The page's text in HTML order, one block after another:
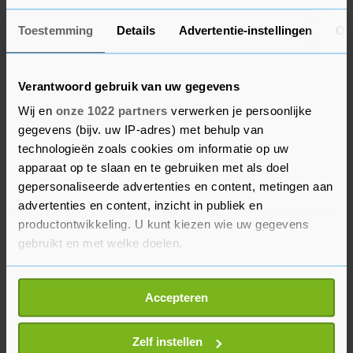
Toestemming Details Advertentie-instellingen
Verantwoord gebruik van uw gegevens
Wij en onze 1022 partners verwerken je persoonlijke
gegevens (bijv. uw IP-adres) met behulp van
technologieën zoals cookies om informatie op uw
apparaat op te slaan en te gebruiken met als doel
gepersonaliseerde advertenties en content, metingen aan
advertenties en content, inzicht in publiek en
productontwikkeling. U kunt kiezen wie uw gegevens
gebruikt en met welke doelen.
Als u het toestaat, willen we ook graag:
Informatie verzamelen over uw geografische
locatie, die tot een paar meter nauwkeurig kan zijn
Uw apparaat identificeren door het actief te
Accepteren
Zelf instellen
communicatiemiddelen hebben die ook
handzaam zijn. Daardoor verloopt de
onveiliger methoden.
Het buitenlandbeleid is "enorm belangrijk voor de
EU - zeker in het licht van met name de
Russische invasie van Oekraïne," zegt Marek
Opioła van de ERK. Brussel wil de laatste jaren
ook 'geopolitieker' optreden en opkomen voor
zijn belangen. De communicatie van de
buitenlanddienst verloopt in het algemeen
betrekkelijk goed, constateert Opioła, maar een
aantal waarschuwingen zijn daarom toch op hun
plaats.